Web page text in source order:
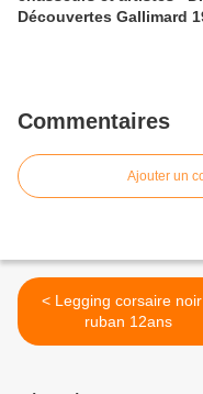
Découvertes Gallimard
Commentaires
Ajouter un
< Legging corsaire noir à
ruban 12ans